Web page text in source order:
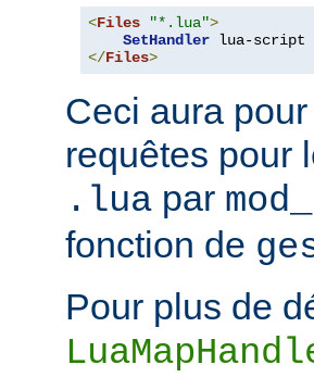
<Files "*.lua">
SetHandler
</Files>
Ceci aura
requêtes pour
.lua par
fonction de
Pour plus de